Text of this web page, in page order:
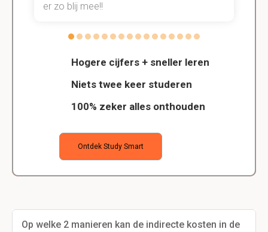
Hogere cijfers + sneller leren
Niets twee keer studeren
100% zeker alles onthouden
Ontdek Study Smart
er zo blij mee!!
Op welke 2 manieren kan de indirecte kosten in de